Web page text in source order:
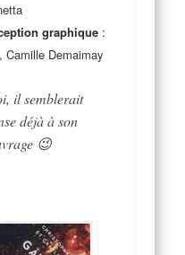
graphique :
Camille Demaimay
il semblerait
déjà à son
😉